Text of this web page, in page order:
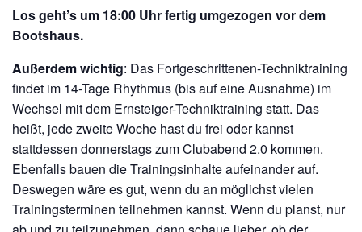
Los geht’s um 18:00 Uhr fertig umgezogen vor dem
Bootshaus.
Außerdem wichtig: Das Fortgeschrittenen-Techniktraining
findet im 14-Tage Rhythmus (bis auf eine Ausnahme) im
Wechsel mit dem Ernsteiger-Techniktraining statt. Das
heißt, jede zweite Woche hast du frei oder kannst
stattdessen donnerstags zum Clubabend 2.0 kommen.
Ebenfalls bauen die Trainingsinhalte aufeinander auf.
Deswegen wäre es gut, wenn du an möglichst vielen
Trainingsterminen teilnehmen kannst. Wenn du planst, nur